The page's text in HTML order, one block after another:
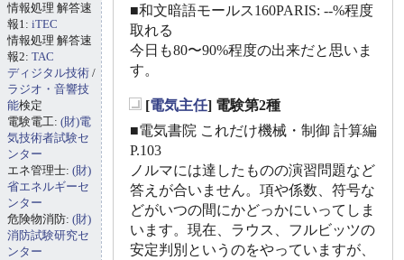
■和文暗語モールス160PARIS: --%程度
取れる
今日も80〜90%程度の出来だと思いま
す。
[電気主任] 電験第2種
■電気書院 これだけ機械・制御 計算編
P.103
ノルマには達したものの演習問題など
答えが合いません。項や係数、符号な
どがいつの間にかどっかにいってしま
います。現在、ラウス、フルビッツの
安定判別というのをやっていますが、
情報処理 解答速
報1: iTEC
情報処理 解答速
報2: TAC
ディジタル技術 /
ラジオ・音響技
能検定
電験電工: (財)電
気技術者試験セ
ンター
エネ管理士: (財)
省エネルギーセ
ンター
危険物消防: (財)
消防試験研究セ
ンター